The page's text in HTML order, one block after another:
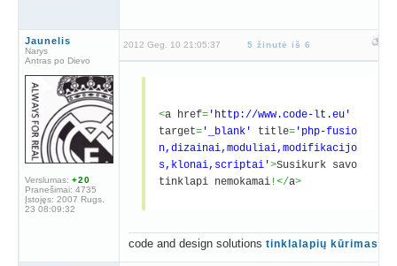
Jaunelis
Narys
Antras po Dievo
Verslumas: +20
Pranešimai: 4735
Įstojęs: 2007 Rugs.
23 08:09:32
2012 Geg. 10 21:05:37 5 žinutė iš 6
<a href='http://www.code-lt.eu'
target='_blank' title='php-fusio
n,dizainai,moduliai,modifikacijo
s,klonai,scriptai'>Susikurk savo
tinklapi nemokamai!</a>
code and design solutions tinklalapių kūrimas